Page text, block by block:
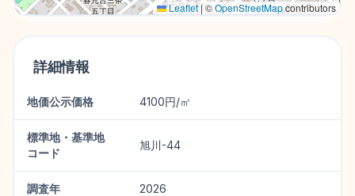
Leaflet | ©OpenStreetMapcontributors
詳細情報
地価公示価格 4100円/㎡
標準地・基準地
コード
旭川-44
調査年 2026